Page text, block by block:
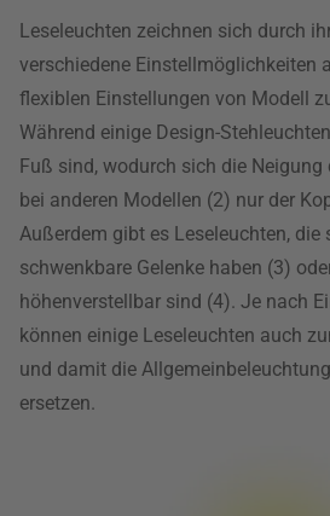
Leseleuchten zeichnen sich durch
verschiedene Einstellmöglichkeiten
flexiblen Einstellungen von Modell
Während einige Design-
Fuß sind, wodurch sich die Neigung
bei anderen Modellen (2) nur der
Außerdem gibt es Leseleuchten, die
schwenkbare Gelenke haben (3)
höhenverstellbar sind (4). Je nach
können einige Leseleuchten auch
und damit die
ersetzen.